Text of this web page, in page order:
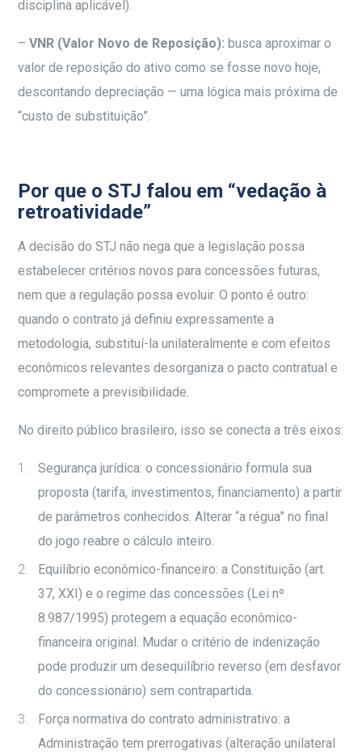
disciplina aplicável).
–VNR (Valor Novo de Reposição):busca aproximar o
valor de reposição do ativo como se fosse novo hoje,
descontando depreciação — uma lógica mais próxima de
“custo de substituição”.
Por que o STJ falou em “vedação à
retroatividade”
A decisão do STJ não nega que a legislação possa
estabelecer critérios novos para concessões futuras,
nem que a regulação possa evoluir. O ponto é outro:
quando o contrato já definiu expressamente a
metodologia, substituí-la unilateralmente e com efeitos
econômicos relevantes desorganiza o pacto contratual e
compromete a previsibilidade.
No direito público brasileiro, isso se conecta a três eixos:
Segurança jurídica: o concessionário formula sua
proposta (tarifa, investimentos, financiamento) a partir
de parâmetros conhecidos. Alterar “a régua” no final
do jogo reabre o cálculo inteiro.
Equilíbrio econômico-financeiro: a Constituição (art.
37, XXI) e o regime das concessões (Lei nº
8.987/1995) protegem a equação econômico-
financeira original. Mudar o critério de indenização
pode produzir um desequilíbrio reverso (em desfavor
do concessionário) sem contrapartida.
Força normativa do contrato administrativo: a
Administração tem prerrogativas (alteração unilateral